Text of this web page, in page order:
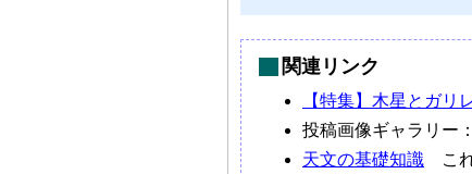
関連リンク
【特集】木星とガリ
投稿画像ギャラリー：
天文の基礎知識 こ